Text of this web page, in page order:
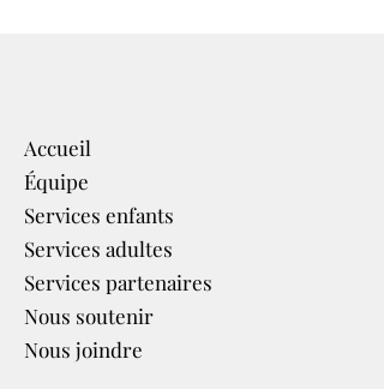
Accueil
Équipe
Services enfants
Services adultes
Services partenaires​
Nous soutenir
Nous joindre